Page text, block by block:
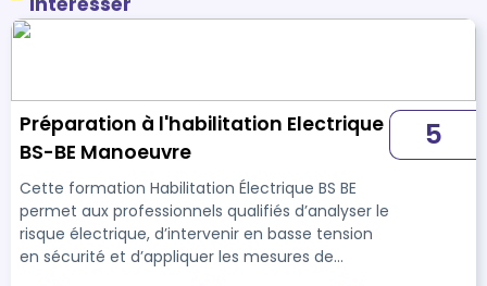
Préparation à l'habilitation Electrique
BS-BE Manoeuvre
Cette formation Habilitation Électrique BS BE
permet aux professionnels qualifiés d’analyser le
risque électrique, d’intervenir en basse tension
en sécurité et d’appliquer les mesures de
5